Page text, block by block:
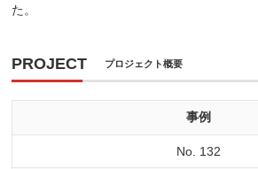
た。
PROJECT プロジェクト概要
事例
No. 132